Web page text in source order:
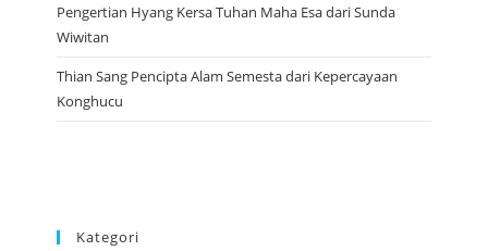
Pengertian Hyang Kersa Tuhan Maha Esa dari Sunda
Wiwitan
Thian Sang Pencipta Alam Semesta dari Kepercayaan
Konghucu
Kategori